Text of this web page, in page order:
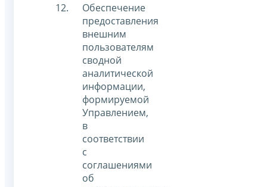
Обеспечение
предоставления
внешним
пользователям
сводной
аналитической
информации,
формируемой
Управлением,
в
соответствии
с
соглашениями
об